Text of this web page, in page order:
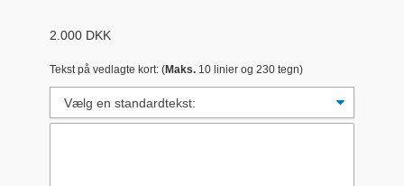
GAVEKORT
GALLERI
2.000 DKK
Tekst på vedlagte kort: (Maks. 10 linier og 230 tegn)